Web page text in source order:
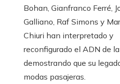
Bohan, Gianfranco Ferré,
Galliano, Raf Simons y
Chiuri han interpretado y
reconfigurado el ADN de
demostrando que su
modas pasajeras.